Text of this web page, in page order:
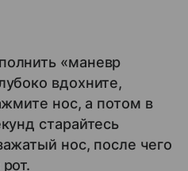
«маневр
вдохните,
нос, а потом в
старайтесь
нос, после чего